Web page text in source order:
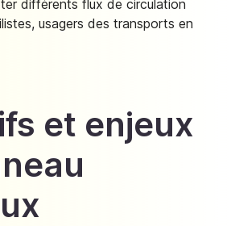
différents flux de circulation
usagers des transports en
et enjeux